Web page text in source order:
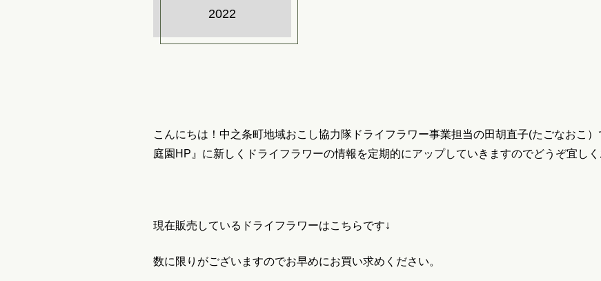
2022
こんにちは！中之条町地域おこし協力隊ドライフラワー事業担当の田胡直子(たごなおこ
庭園HP』に新しくドライフラワーの情報を定期的にアップしていきますのでどうぞ宜しく
現在販売しているドライフラワーはこちらです↓
数に限りがございますのでお早めにお買い求めください。